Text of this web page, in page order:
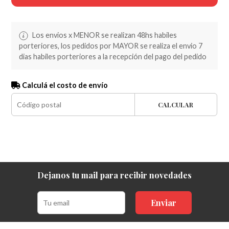
Los envios x MENOR se realizan 48hs habiles
porteriores, los pedidos por MAYOR se realiza el envio 7
dias habiles porteriores a la recepción del pago del pedido
Calculá el costo de envío
CALCULAR
Dejanos tu mail para recibir novedades
Enviar